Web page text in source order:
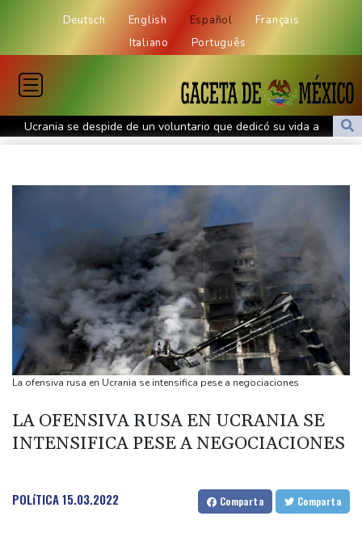
Deutsch English Español
Français
Italiano
Português
Ucrania se despide de un voluntario que dedicó su vida a
rescatar a los muertos
Ucrania despide a un voluntario que dedicó su vida a rescatar a
Un dron entra en Bulgaria y estalla cerca de un gasoducto en la
frontera con Rumania
El burrito causa indigestión en el partido de Trump
Comienza la vendimia en la región francesa de Borgoña, un
nuevo récord de precocidad
Exabogado de Trump confirmado como fiscal general de EEUU
Las dificultades en Cisjordania impulsan el éxodo de los
Londres rescata del olvido el exilio inglés de Zweig, el escritor
huido de los nazis
La ofensiva rusa en Ucrania se intensifica pese a negociaciones
LA OFENSIVA RUSA EN UCRANIA SE
INTENSIFICA PESE A NEGOCIACIONES
POLíTICA15.03.2022 Comparta Comparta